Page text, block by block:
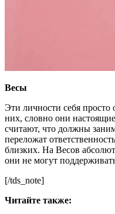
Весы
Эти личности себя
них, словно они
считают, что должны
переложат
близких. На Весов
они не могут
[/tds_note]
Читайте также: